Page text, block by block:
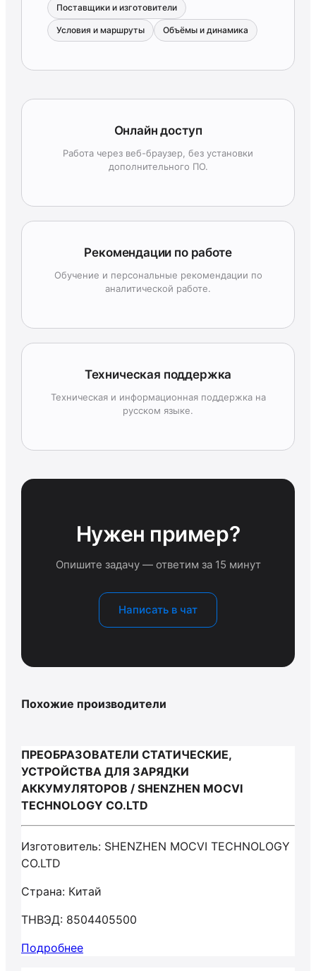
Поставщики и изготовители
Условия и маршруты Объёмы и динамика
Онлайн доступ
Работа через веб-браузер, без установки
дополнительного ПО.
Рекомендации по работе
Обучение и персональные рекомендации по
аналитической работе.
Техническая поддержка
Техническая и информационная поддержка на
русском языке.
Нужен пример?
Опишите задачу — ответим за 15 минут
Написать в чат
Похожие производители
ПРЕОБРАЗОВАТЕЛИ СТАТИЧЕСКИЕ,
УСТРОЙСТВА ДЛЯ ЗАРЯДКИ
АККУМУЛЯТОРОВ / SHENZHEN MOCVI
TECHNOLOGY CO.LTD
Изготовитель: SHENZHEN MOCVI TECHNOLOGY
CO.LTD
Страна: Китай
ТНВЭД: 8504405500
Подробнее